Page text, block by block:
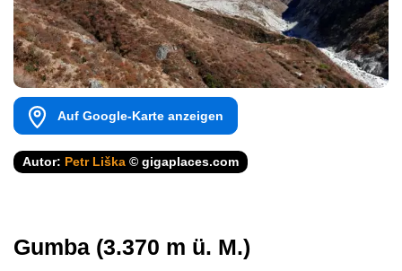
Auf Google-Karte anzeigen
Autor: Petr Liška © gigaplaces.com
Gumba (3.370 m ü. M.)